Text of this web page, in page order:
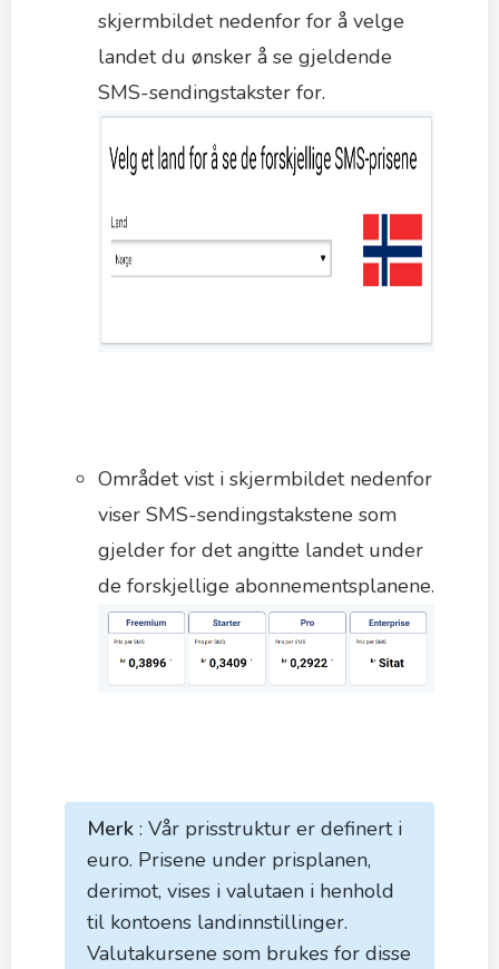
skjermbildet nedenfor for å velge
landet du ønsker å se gjeldende
SMS-sendingstakster for.
Området vist i skjermbildet nedenfor
viser SMS-sendingstakstene som
gjelder for det angitte landet under
de forskjellige abonnementsplanene.
Merk : Vår prisstruktur er definert i
euro. Prisene under prisplanen,
derimot, vises i valutaen i henhold
til kontoens landinnstillinger.
Valutakursene som brukes for disse